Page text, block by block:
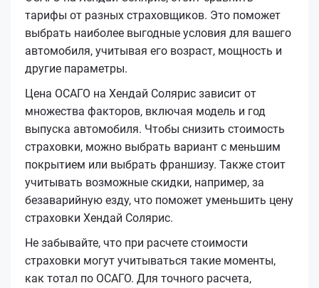
тарифы от разных страховщиков. Это поможет
выбрать наиболее выгодные условия для вашего
автомобиля, учитывая его возраст, мощность и
другие параметры.
Цена ОСАГО на Хендай Солярис зависит от
множества факторов, включая модель и год
выпуска автомобиля. Чтобы снизить стоимость
страховки, можно выбрать вариант с меньшим
покрытием или выбрать франшизу. Также стоит
учитывать возможные скидки, например, за
безаварийную езду, что поможет уменьшить цену
страховки Хендай Солярис.
Не забывайте, что при расчете стоимости
страховки могут учитываться такие моменты,
как тотал по ОСАГО. Для точного расчета,